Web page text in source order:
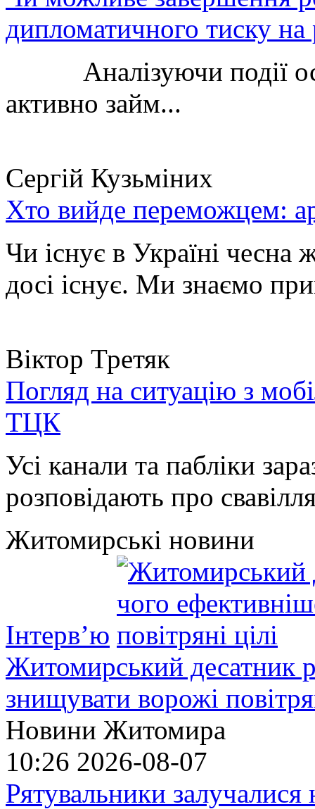
дипломатичного тиску
Аналізуючи події
активно займ...
Сергій Кузьміних
Хто вийде переможцем:
Чи існує в Україні чесна
досі існує. Ми знаємо
Віктор Третяк
Погляд на ситуацію з
ТЦК
Усі канали та пабліки
розповідають про
Житомирські новини
Інтерв’ю
Житомирський десатник
знищувати ворожі
Новини Житомира
10:26 2026-08-07
Рятувальники